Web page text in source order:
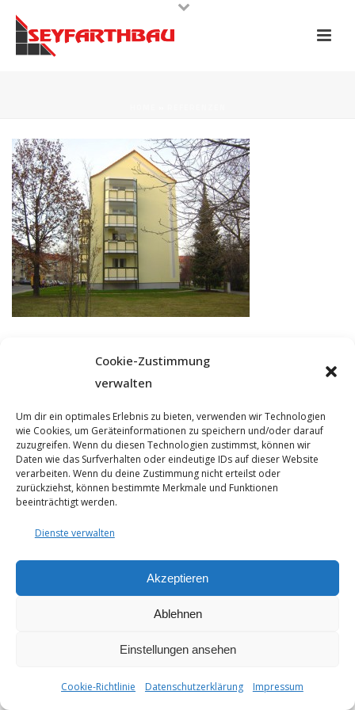
Cookie-Zustimmung
verwalten
Um dir ein optimales Erlebnis zu bieten, verwenden wir Technologien
wie Cookies, um Geräteinformationen zu speichern und/oder darauf
zuzugreifen. Wenn du diesen Technologien zustimmst, können wir
Daten wie das Surfverhalten oder eindeutige IDs auf dieser Website
verarbeiten. Wenn du deine Zustimmung nicht erteilst oder
zurückziehst, können bestimmte Merkmale und Funktionen
beeinträchtigt werden.
Dienste verwalten
Akzeptieren
Ablehnen
Einstellungen ansehen
Cookie-Richtlinie Datenschutzerklärung Impressum
© 2025 - Seyfarthbau GmbH & Co. KG | technische Realisierung
durchART.BEKO